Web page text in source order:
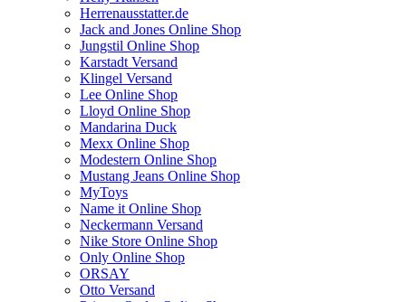
Herrenausstatter.de
Jack and Jones Online Shop
Jungstil Online Shop
Karstadt Versand
Klingel Versand
Lee Online Shop
Lloyd Online Shop
Mandarina Duck
Mexx Online Shop
Modestern Online Shop
Mustang Jeans Online Shop
MyToys
Name it Online Shop
Neckermann Versand
Nike Store Online Shop
Only Online Shop
ORSAY
Otto Versand